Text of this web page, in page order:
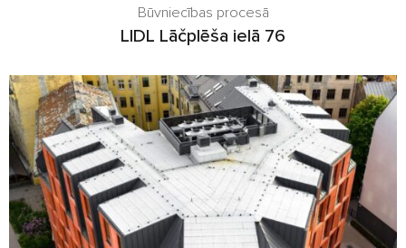
Būvniecības procesā
LIDL Lāčplēša ielā 76